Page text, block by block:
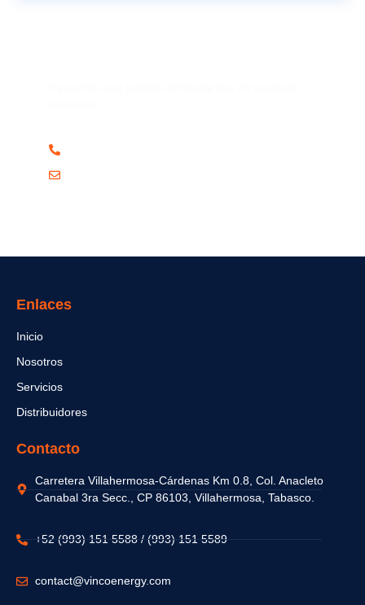
Enlaces
Inicio
Nosotros
Servicios
Distribuidores
Contacto
Carretera Villahermosa-Cárdenas Km 0.8, Col. Anacleto
Canabal 3ra Secc., CP 86103, Villahermosa, Tabasco.
+52 (993) 151 5588 / (993) 151 5589
contact@vincoenergy.com